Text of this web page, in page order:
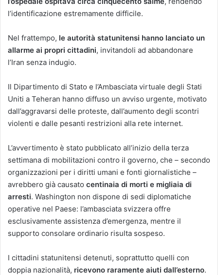
l’identificazione estremamente difficile.
Nel frattempo, le autorità statunitensi hanno lanciato un
allarme ai propri cittadini, invitandoli ad abbandonare
l’Iran senza indugio.
Il Dipartimento di Stato e l’Ambasciata virtuale degli Stati
Uniti a Teheran hanno diffuso un avviso urgente, motivato
dall’aggravarsi delle proteste, dall’aumento degli scontri
violenti e dalle pesanti restrizioni alla rete internet.
L’avvertimento è stato pubblicato all’inizio della terza
settimana di mobilitazioni contro il governo, che – secondo
organizzazioni per i diritti umani e fonti giornalistiche –
avrebbero già causato centinaia di morti e migliaia di
arresti. Washington non dispone di sedi diplomatiche
operative nel Paese: l’ambasciata svizzera offre
esclusivamente assistenza d’emergenza, mentre il
supporto consolare ordinario risulta sospeso.
I cittadini statunitensi detenuti, soprattutto quelli con
doppia nazionalità, ricevono raramente aiuti dall’esterno.